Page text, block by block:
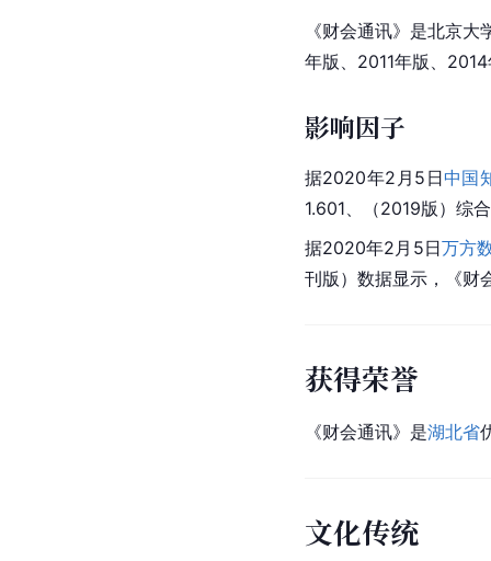
《财会通讯》是北京
年版、2011年版、
影响因子
据2020年2月5日中国
1.601、（2019版）综
据2020年2月5日万方
刊版）数据显示，《财
获得荣誉
《财会通讯》是湖北省
文化传统